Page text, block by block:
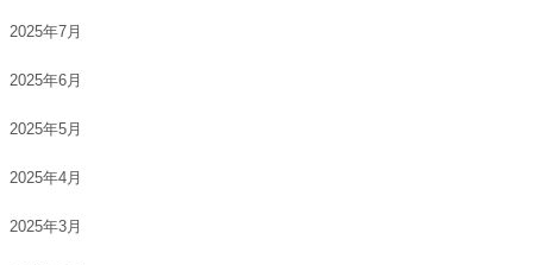
2025年7月
2025年6月
2025年5月
2025年4月
2025年3月